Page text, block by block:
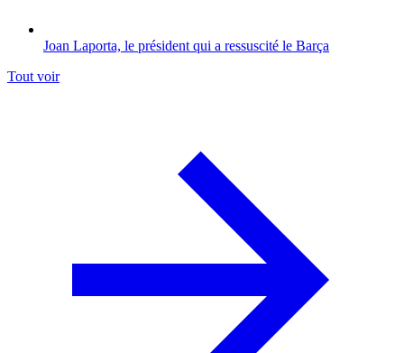
Joan Laporta, le président qui a ressuscité le Barça
Tout voir